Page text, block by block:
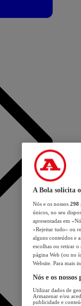
A Bola solicita
Nós e os nossos 298
únicos, no seu
apresentadas em
«Rejeitar tudo» ou
alguns conteúdos e
escolhas ou retirar
página Web (ou no
Website. Para mais
Nós e os
Utilizar dados de
Armazenar e/ou
publicidade e